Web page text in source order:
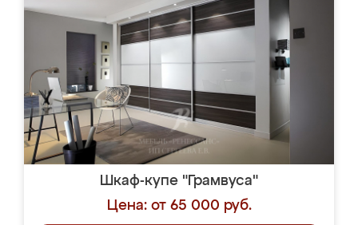
Шкаф-купе "Грамвуса"
Цена: от 65 000 руб.